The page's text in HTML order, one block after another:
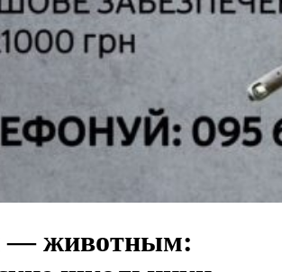
— животным: